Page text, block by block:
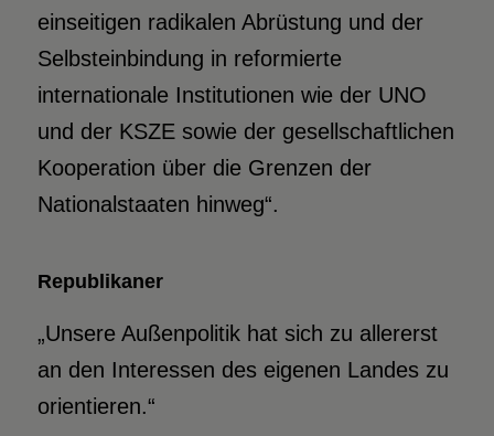
einseitigen radikalen Abrüstung und der
Selbsteinbindung in reformierte
internationale Institutionen wie der UNO
und der KSZE sowie der gesellschaftlichen
Kooperation über die Grenzen der
Nationalstaaten hinweg“.
Republikaner
„Unsere Außenpolitik hat sich zu allererst
an den Interessen des eigenen Landes zu
orientieren.“